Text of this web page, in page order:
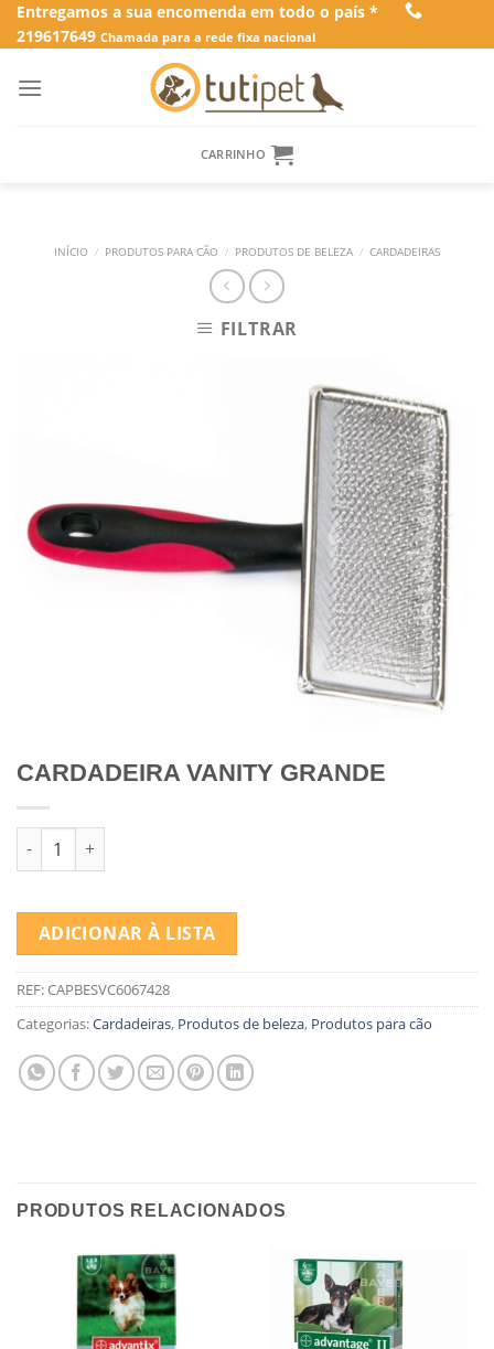
SkipEntregamos a sua encomenda em todo o país *
219617649 Chamada para a rede fixa nacional
CARRINHO
INÍCIO / PRODUTOS PARA CÃO / PRODUTOS DE BELEZA / CARDADEIRAS
FILTRAR
CARDADEIRA VANITY GRANDE
Quantidade de CARDADEIRA VANITY GRANDE
ADICIONAR À LISTA
REF:CAPBESVC6067428
Categorias:Cardadeiras, Produtos de beleza, Produtos para cão
PRODUTOS RELACIONADOS